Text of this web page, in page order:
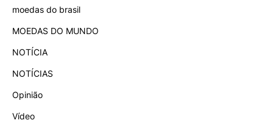
moedas do brasil
MOEDAS DO MUNDO
NOTÍCIA
NOTÍCIAS
Opinião
Vídeo